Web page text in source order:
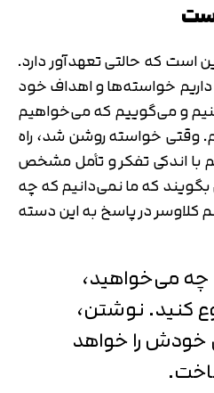
است که حالتی تعهدآور دارد.
خواسته‌ها و اهداف خود
و می‌گوییم که می‌خواهیم
وقتی خواسته روشن شد، راه
با اندکی تفکر و تأمل مشخص
که ما نمی‌دانیم که چه
کلاوسر در پاسخ به این دسته
چه می‌خواهید،
کنید. نوشتن،
را خواهد